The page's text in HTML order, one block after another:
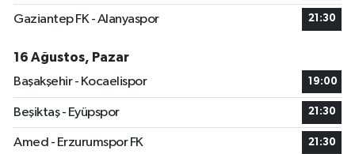
Gaziantep FK - Alanyaspor 21:30
16 Ağustos, Pazar
Başakşehir - Kocaelispor
19:00
Beşiktaş - Eyüpspor 21:30
Amed - Erzurumspor FK 21:30